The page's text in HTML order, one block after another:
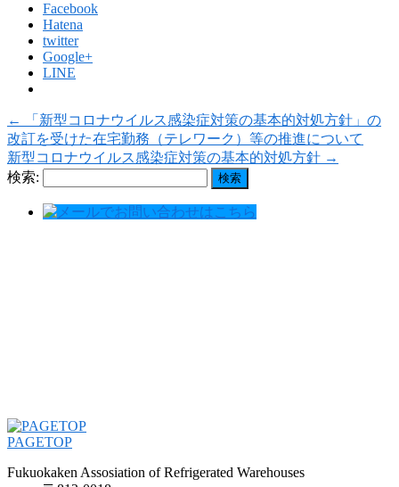
Facebook
Hatena
twitter
Google+
LINE
←
「新型コロナウイルス感染症対策の基本的対処方針」の
改訂を受けた在宅勤務（テレワーク）等の推進について
新型コロナウイルス感染症対策の基本的対処方針 →
検索:
PAGETOP
Fukuokaken Assosiation of Refrigerated Warehouses